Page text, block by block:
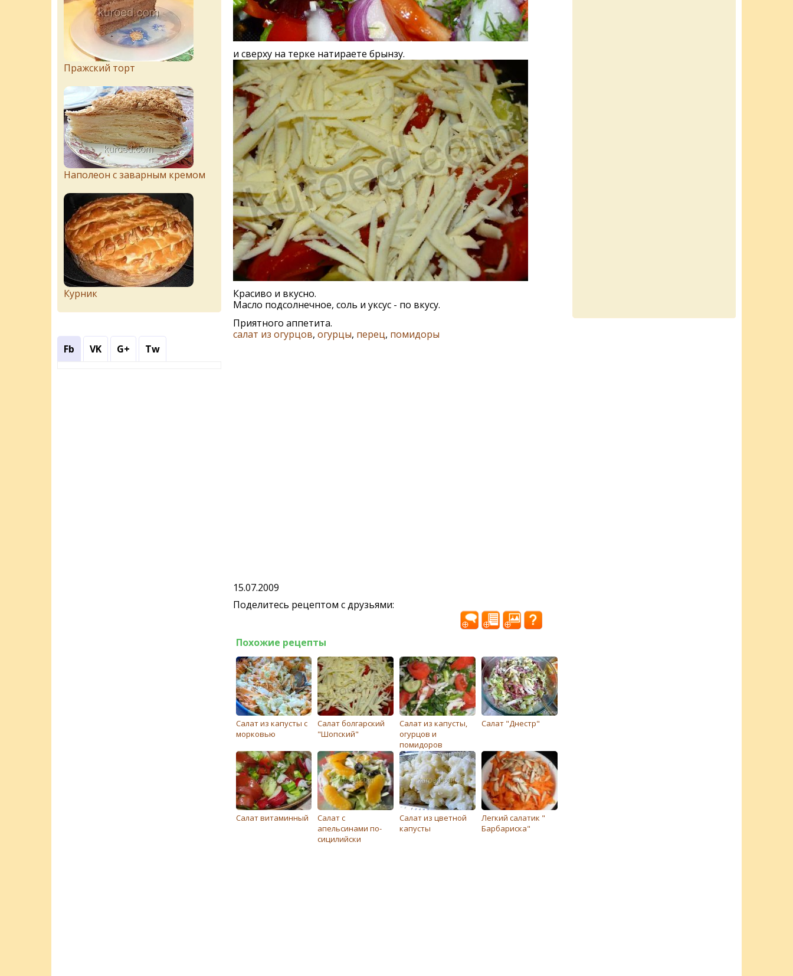
и сверху на терке натираете брынзу.
Красиво и вкусно.
Масло подсолнечное, соль и уксус - по вкусу.
Приятного аппетита.
салат из огурцов, огурцы, перец, помидоры
15.07.2009
Поделитесь рецептом с друзьями:
Похожие рецепты
Салат из капусты с
морковью
Салат болгарский
"Шопский"
Салат из капусты,
огурцов и
помидоров
Салат "Днестр"
Cалат витаминный
Салат с
апельсинами по-
сицилийски
Салат из цветной
капусты
Легкий салатик "
Барбариска"
Пражский торт
Наполеон с заварным кремом
Курник
Fb VK G+ Tw